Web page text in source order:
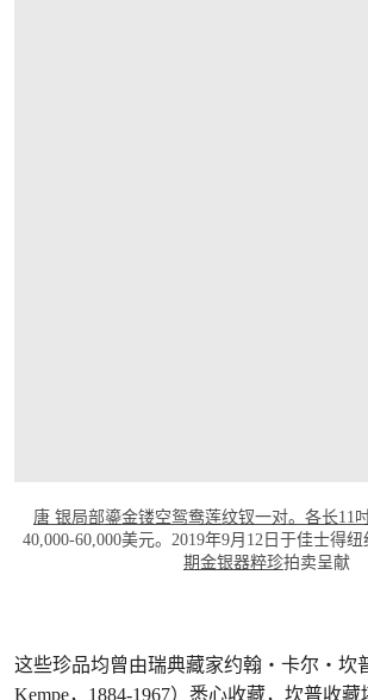
唐 银局部鎏金镂空鸳鸯莲纹钗一对。各长11
40,000-60,000美元。2019年9月12日于佳士得纽
期金银器粹珍拍卖呈献
这些珍品均曾由瑞典藏家约翰‧卡尔‧坎
Kempe，1884-1967）悉心收藏，坎普收